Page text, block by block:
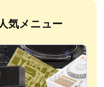
気メニュー